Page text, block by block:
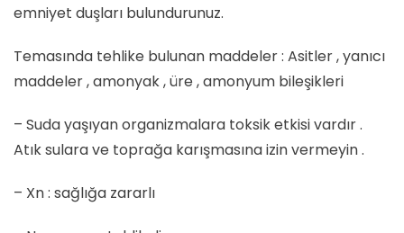
emniyet duşları bulundurunuz.
Temasında tehlike bulunan maddeler : Asitler , yanıcı
maddeler , amonyak , üre , amonyum bileşikleri
– Suda yaşıyan organizmalara toksik etkisi vardır .
Atık sulara ve toprağa karışmasına izin vermeyin .
– Xn : sağlığa zararlı